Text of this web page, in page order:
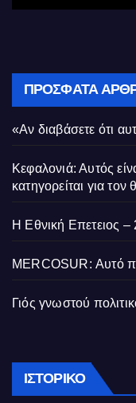
ΠΡΌΣΦΑΤΑ
«Αν διαβάσετε ότι
Κεφαλονιά: Αυτός
κατηγορείται για
Η Εθνική Επετειος
MERCOSUR: Αυτό
Γιός γνωστού
ΙΣΤΟΡΙΚΌ Ιστορικό